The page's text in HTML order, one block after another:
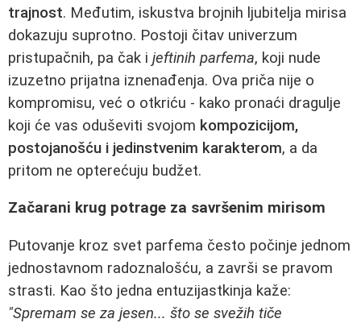
trajnost. Međutim, iskustva brojnih ljubitelja mirisa
dokazuju suprotno. Postoji čitav univerzum
pristupačnih, pa čak i jeftinih parfema, koji nude
izuzetno prijatna iznenađenja. Ova priča nije o
kompromisu, već o otkriću - kako pronaći dragulje
koji će vas oduševiti svojom kompozicijom,
postojanošću i jedinstvenim karakterom, a da
pritom ne opterećuju budžet.
Začarani krug potrage za savršenim mirisom
Putovanje kroz svet parfema često počinje jednom
jednostavnom radoznalošću, a završi se pravom
strasti. Kao što jedna entuzijastkinja kaže:
"Spremam se za jesen... što se svežih tiče